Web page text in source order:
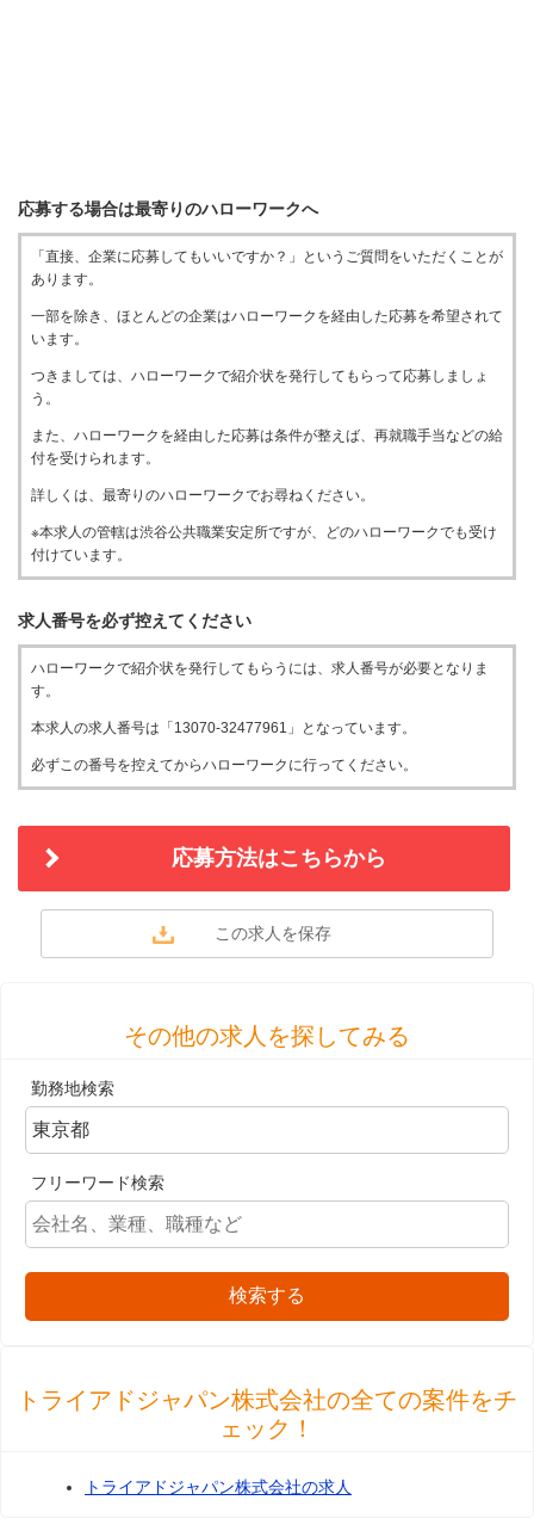
応募する場合は最寄りのハローワークへ
「直接、企業に応募してもいいですか？」というご質問をいただくことが
あります。
一部を除き、ほとんどの企業はハローワークを経由した応募を希望されて
います。
つきましては、ハローワークで紹介状を発行してもらって応募しましょ
う。
また、ハローワークを経由した応募は条件が整えば、再就職手当などの給
付を受けられます。
詳しくは、最寄りのハローワークでお尋ねください。
※本求人の管轄は渋谷公共職業安定所ですが、どのハローワークでも受け
付けています。
求人番号を必ず控えてください
ハローワークで紹介状を発行してもらうには、求人番号が必要となりま
す。
本求人の求人番号は「13070-32477961」となっています。
必ずこの番号を控えてからハローワークに行ってください。
応募方法はこちらから
その他の求人を探してみる
勤務地検索
フリーワード検索
検索する
トライアドジャパン株式会社の全ての案件をチ
ェック！
トライアドジャパン株式会社の求人